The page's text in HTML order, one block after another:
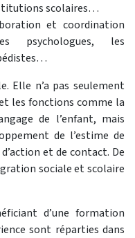
scolaires…
et coordination
psychologues, les
Elle n’a pas seulement
les fonctions comme la
de l’enfant, mais
de l’estime de
et de contact. De
sociale et scolaire
d’une formation
sont réparties dans